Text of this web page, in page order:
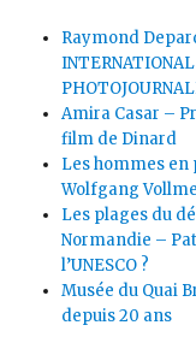
Raymond
Amira Casar –
film de Dinard
Les hommes en
Wolfgang
Les plages du
Normandie –
l’UNESCO ?
Musée du Quai
depuis 20 ans